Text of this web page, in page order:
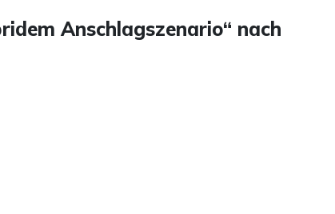
Anschlagszenario“ nach